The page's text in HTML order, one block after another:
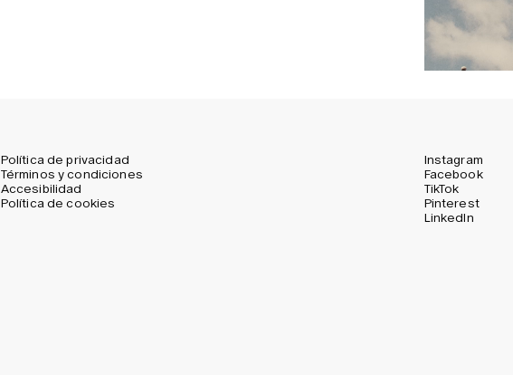
Política de privacidad
Términos y condiciones
Accesibilidad
Política de cookies
Instagram
Facebook
TikTok
Pinterest
LinkedIn